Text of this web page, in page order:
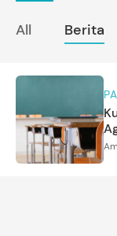
All Berita